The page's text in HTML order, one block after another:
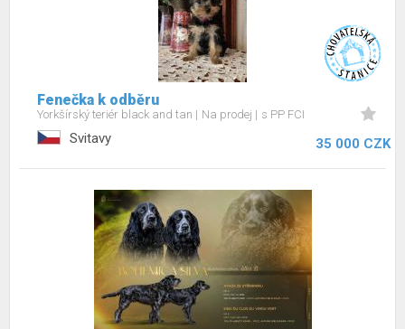
Fenečka k odběru
Yorkšírský teriér black and tan Na prodej s PP FCI
Svitavy 35 000 CZK